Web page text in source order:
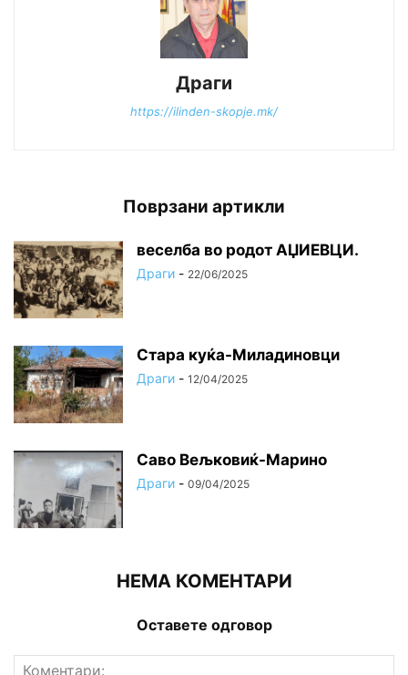
Драги
https://ilinden-skopje.mk/
Поврзани артикли
веселба во родот АЏИЕВЦИ.
Драги - 22/06/2025
Стара куќа-Миладиновци
Драги - 12/04/2025
Саво Вељковиќ-Марино
Драги - 09/04/2025
НЕМА КОМЕНТАРИ
Оставете одговор